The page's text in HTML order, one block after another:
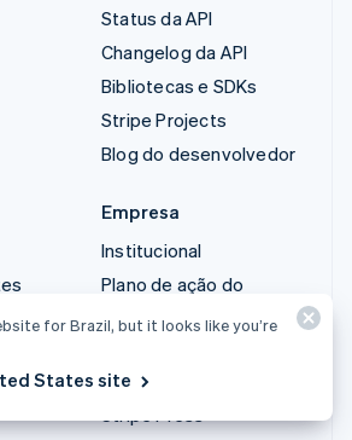
Status da API
Changelog da API
Bibliotecas e SDKs
Stripe Projects
Blog do desenvolvedor
das
Empresa
Institucional
Plano de ação do
Sala de imprensa
for Brazil, but it looks like you’re
States site